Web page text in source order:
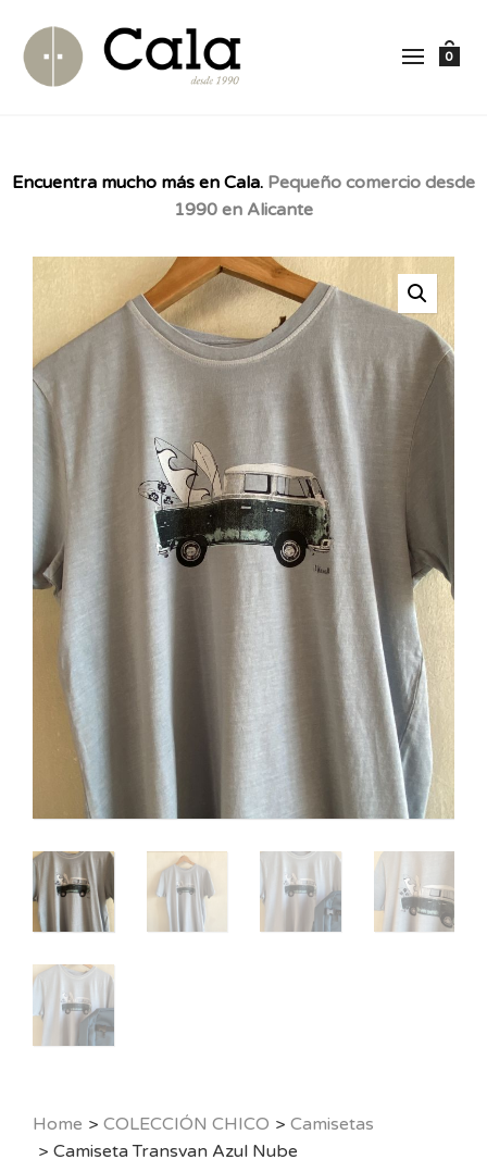
0
Encuentra mucho más en Cala. Pequeño comercio desde
1990 en Alicante
Home > COLECCIÓN CHICO > Camisetas
> Camiseta Transvan Azul Nube